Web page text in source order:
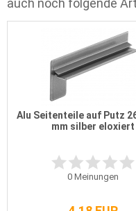
auch noch folgende
Alu Seitenteile auf Putz
mm silber eloxiert
0Meinungen